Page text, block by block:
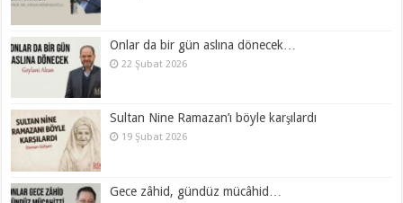
Onlar da bir gün aslına dönecek…
22 Şubat 2026
Sultan Nine Ramazan’ı böyle karşılardı
19 Şubat 2026
Gece zâhid, gündüz mücâhid…